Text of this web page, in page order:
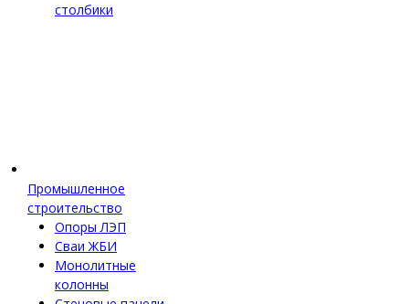
столбики
Промышленное
строительство
Опоры ЛЭП
Сваи ЖБИ
Монолитные
колонны